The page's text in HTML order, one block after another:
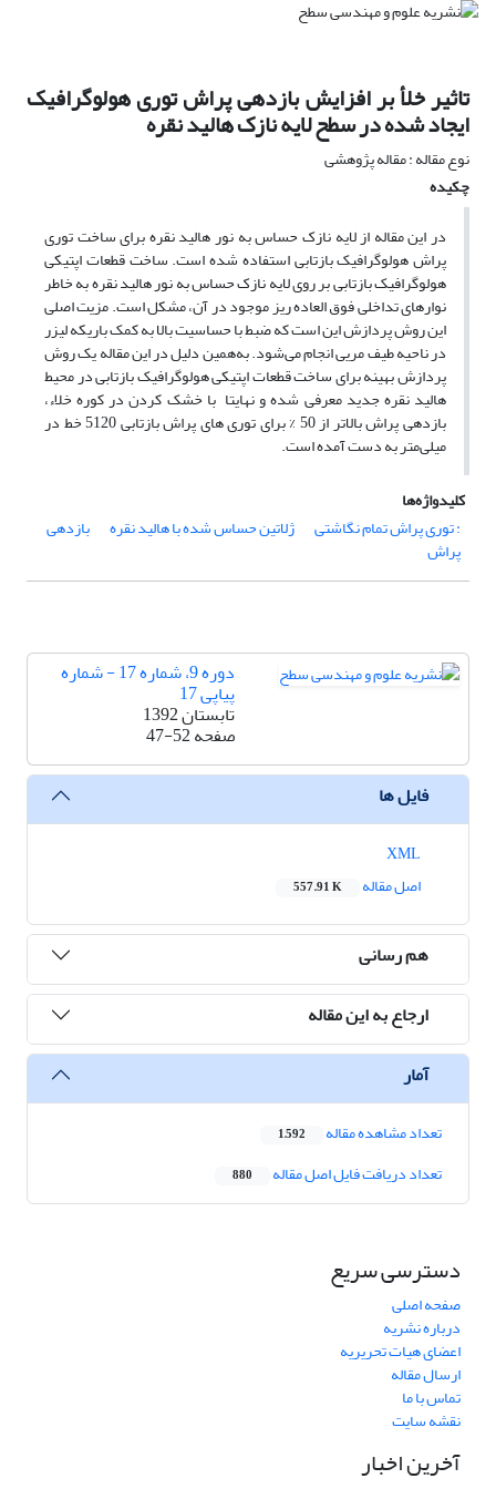
تاثیر خلأ بر افزایش بازدهی پراش توری هولوگرافیک
ایجاد شده در سطح لایه نازک هالید نقره
نوع مقاله : مقاله پژوهشی
چکیده
در این مقاله از لایه نازک حساس به نور هالید نقره برای ساخت توری
پراش هولوگرافیک بازتابی استفاده شده است. ساخت قطعات اپتیکی
هولوگرافیک بازتابی بر روی لایه نازک حساس به نور هالید نقره به خاطر
نوارهای تداخلی فوق العاده ریز موجود در آن، مشکل است. مزیت اصلی
این روش پردازش این است که ضبط با حساسیت بالا به کمک باریکه لیزر
در ناحیه طیف مریی انجام می‌شود. به‌همین دلیل در این مقاله یک روش
پردازش بهینه برای ساخت قطعات اپتیکی هولوگرافیک بازتابی در محیط
هالید نقره جدید معرفی شده و نهایتا با خشک کردن در کوره خلاء،
بازدهی پراش بالاتر از 50 % برای توری های پراش بازتابی 5120 خط در
میلی‌متر به دست آمده است.
کلیدواژه‌ها
: توری پراش تمام نگاشتی
ژلاتین حساس شده با هالید نقره بازدهی
پراش
دوره 9، شماره 17 - شماره
پیاپی 17
تابستان 1392
صفحه47-52
فایل ها
اصل مقاله
557.91 K
هم رسانی
ارجاع به این مقاله
آمار
تعداد مشاهده مقاله 1,592
تعداد دریافت فایل اصل مقاله 880
دسترسی سریع
صفحه اصلی
درباره نشریه
اعضای هیات تحریریه
ارسال مقاله
تماس با ما
نقشه سایت
آخرین اخبار